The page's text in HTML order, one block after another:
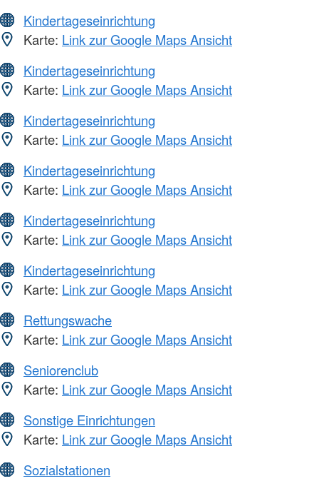
Kindertageseinrichtung
Karte: Link zur Google Maps Ansicht
Kindertageseinrichtung
Karte: Link zur Google Maps Ansicht
Kindertageseinrichtung
Karte: Link zur Google Maps Ansicht
Kindertageseinrichtung
Karte: Link zur Google Maps Ansicht
Kindertageseinrichtung
Karte: Link zur Google Maps Ansicht
Kindertageseinrichtung
Karte: Link zur Google Maps Ansicht
Rettungswache
Karte: Link zur Google Maps Ansicht
Seniorenclub
Karte: Link zur Google Maps Ansicht
Sonstige Einrichtungen
Karte: Link zur Google Maps Ansicht
Sozialstationen